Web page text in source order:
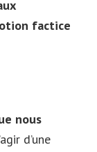
factice
nous
d’une